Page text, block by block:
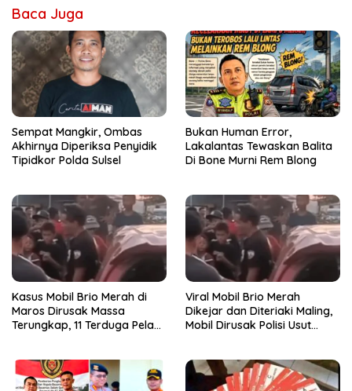
Baca Juga
Sempat Mangkir, Ombas
Akhirnya Diperiksa Penyidik
Tipidkor Polda Sulsel
Bukan Human Error,
Lakalantas Tewaskan Balita
Di Bone Murni Rem Blong
Kasus Mobil Brio Merah di
Maros Dirusak Massa
Terungkap, 11 Terduga Pelaku
Viral Mobil Brio Merah
Dikejar dan Diteriaki Maling,
Mobil Dirusak Polisi Usut